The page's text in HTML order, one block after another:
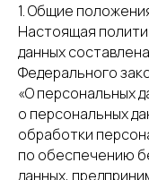
1. Общие
Настоящая
данных
Федерального
«О персональных
о персональных
обработки
по обеспечению
данных,